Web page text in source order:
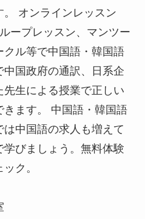
オンラインレッスン
ープレッスン、マンツー
ル等で中国語・韓国語
国政府の通訳、日系企
生による授業で正しい
ます。 中国語・韓国語
中国語の求人も増えて
学びましょう。無料体験
ク。